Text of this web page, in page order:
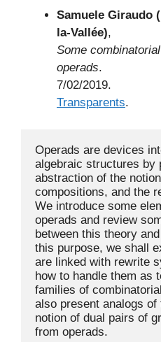
Samuele Giraudo
la-Vallée),
Some
operads.
7/02/2019.
Transparents.
Operads are devices
algebraic structures by
abstraction of the
compositions, and the
We introduce some
operads and review
between this theory
this purpose, we shall
are linked with rewrite
how to handle them as
families of
also present analogs of
notion of dual pairs of
from operads.